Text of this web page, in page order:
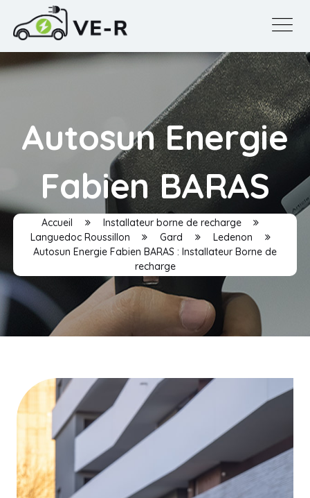
Autosun Energie
Fabien BARAS
Accueil
Installateur borne de recharge
Languedoc Roussillon
Gard
Ledenon
Autosun Energie Fabien BARAS : Installateur Borne de
recharge